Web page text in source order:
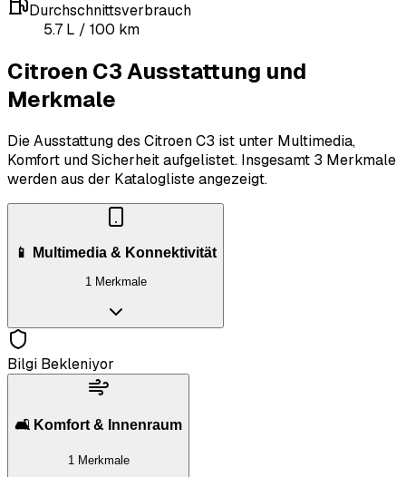
Durchschnittsverbrauch
5.7 L / 100 km
Citroen C3 Ausstattung und
Merkmale
Die Ausstattung des Citroen C3 ist unter Multimedia,
Komfort und Sicherheit aufgelistet. Insgesamt 3 Merkmale
werden aus der Katalogliste angezeigt.
📱 Multimedia & Konnektivität
1 Merkmale
Bilgi Bekleniyor
🛋️ Komfort & Innenraum
1 Merkmale